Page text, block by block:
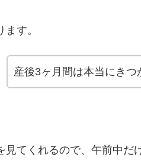
す。
産後3ヶ月間は本当にきつ
てくれるので、午前中だ